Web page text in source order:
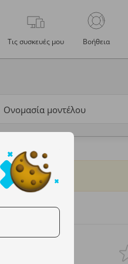
Τις συσκευές μου
Βοήθεια
Ονομασία μοντέλου